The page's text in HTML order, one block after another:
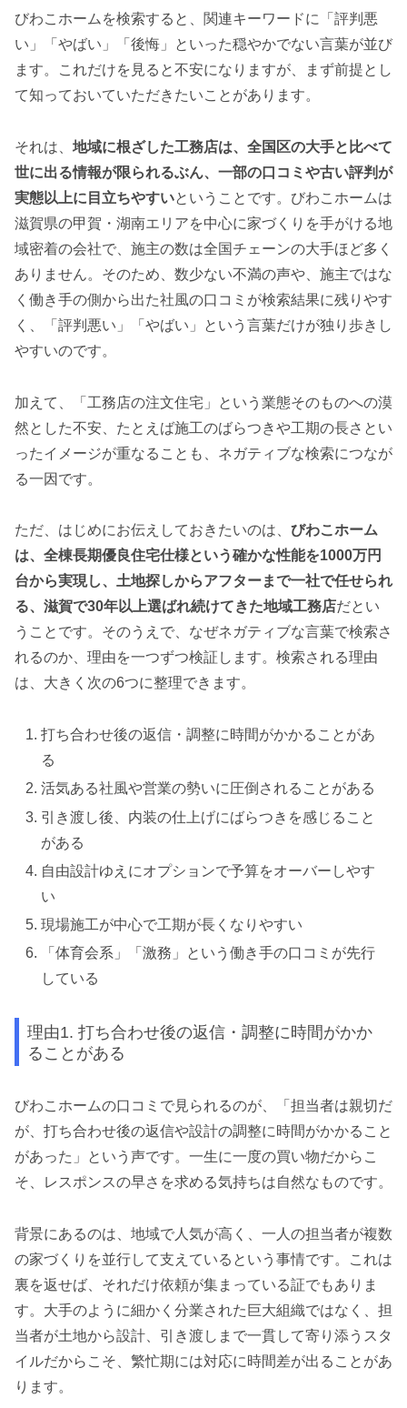
びわこホームを検索すると、関連キーワードに「評判悪
い」「やばい」「後悔」といった穏やかでない言葉が並び
ます。これだけを見ると不安になりますが、まず前提とし
て知っておいていただきたいことがあります。
それは、 地域に根ざした工務店は、全国区の大手と比べて
世に出る情報が限られるぶん、一部の口コミや古い評判が
実態以上に目立ちやすいということです。びわこホームは
滋賀県の甲賀・湖南エリアを中心に家づくりを手がける地
域密着の会社で、施主の数は全国チェーンの大手ほど多く
ありません。そのため、数少ない不満の声や、施主ではな
く働き手の側から出た社風の口コミが検索結果に残りやす
く、「評判悪い」「やばい」という言葉だけが独り歩きし
やすいのです。
加えて、「工務店の注文住宅」という業態そのものへの漠
然とした不安、たとえば施工のばらつきや工期の長さとい
ったイメージが重なることも、ネガティブな検索につなが
る一因です。
ただ、はじめにお伝えしておきたいのは、 びわこホーム
は、全棟長期優良住宅仕様という確かな性能を1000万円
台から実現し、土地探しからアフターまで一社で任せられ
る、滋賀で30年以上選ばれ続けてきた地域工務店だとい
うことです。そのうえで、なぜネガティブな言葉で検索さ
れるのか、理由を一つずつ検証します。検索される理由
は、大きく次の6つに整理できます。
打ち合わせ後の返信・調整に時間がかかることがあ
る
活気ある社風や営業の勢いに圧倒されることがある
引き渡し後、内装の仕上げにばらつきを感じること
がある
自由設計ゆえにオプションで予算をオーバーしやす
い
現場施工が中心で工期が長くなりやすい
「体育会系」「激務」という働き手の口コミが先行
している
理由1. 打ち合わせ後の返信・調整に時間がかか
ることがある
びわこホームの口コミで見られるのが、「担当者は親切だ
が、打ち合わせ後の返信や設計の調整に時間がかかること
があった」という声です。一生に一度の買い物だからこ
そ、レスポンスの早さを求める気持ちは自然なものです。
背景にあるのは、地域で人気が高く、一人の担当者が複数
の家づくりを並行して支えているという事情です。これは
裏を返せば、それだけ依頼が集まっている証でもありま
す。大手のように細かく分業された巨大組織ではなく、担
当者が土地から設計、引き渡しまで一貫して寄り添うスタ
イルだからこそ、繁忙期には対応に時間差が出ることがあ
ります。